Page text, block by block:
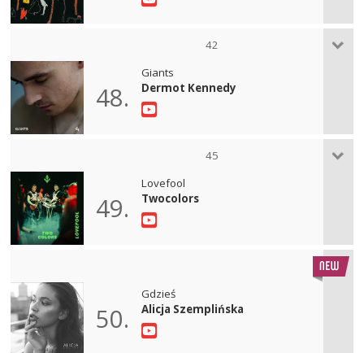
42
48.
Giants
Dermot Kennedy
45
49.
Lovefool
Twocolors
50.
Gdzieś
Alicja Szemplińska